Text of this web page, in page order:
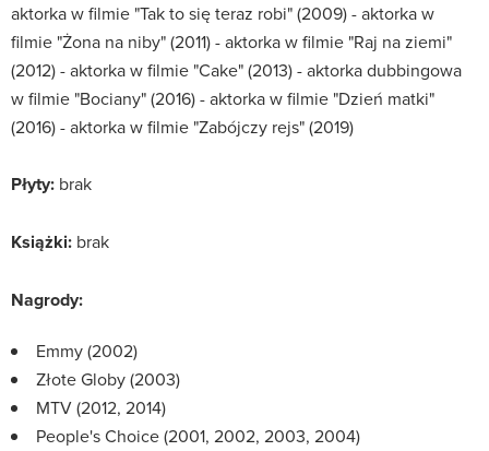
aktorka w filmie "Tak to się teraz robi" (2009) - aktorka w
filmie "Żona na niby" (2011) - aktorka w filmie "Raj na ziemi"
(2012) - aktorka w filmie "Cake" (2013) - aktorka dubbingowa
w filmie "Bociany" (2016) - aktorka w filmie "Dzień matki"
(2016) - aktorka w filmie "Zabójczy rejs" (2019)
Płyty: brak
Książki: brak
Nagrody:
Emmy (2002)
Złote Globy (2003)
MTV (2012, 2014)
People's Choice (2001, 2002, 2003, 2004)